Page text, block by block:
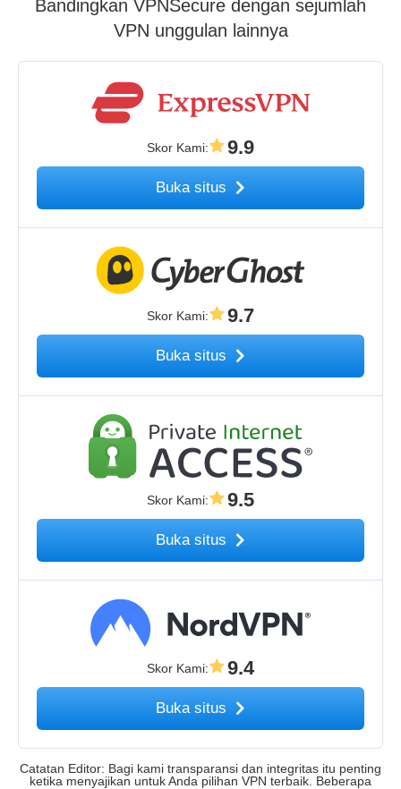
Bandingkan VPNSecure dengan sejumlah
VPN unggulan lainnya
Skor Kami: 9.9
Buka situs
Skor Kami: 9.7
Buka situs
Skor Kami: 9.5
Buka situs
Skor Kami: 9.4
Buka situs
Catatan Editor: Bagi kami transparansi dan integritas itu penting
ketika menyajikan untuk Anda pilihan VPN terbaik. Beberapa